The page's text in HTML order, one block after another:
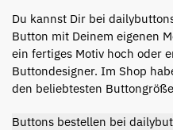
Du kannst Dir bei
Button mit Deinem eigenen
ein fertiges Motiv hoch oder
Buttondesigner. Im Shop
den beliebtesten
Buttons bestellen bei